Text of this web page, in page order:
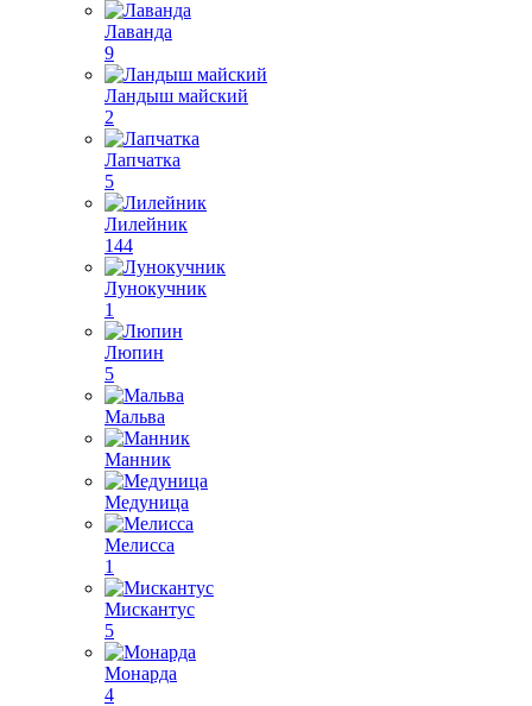
Лаванда
9
Ландыш майский
2
Лапчатка
5
Лилейник
144
Лунокучник
1
Люпин
5
Мальва
Манник
Медуница
Мелисса
1
Мискантус
5
Монарда
4